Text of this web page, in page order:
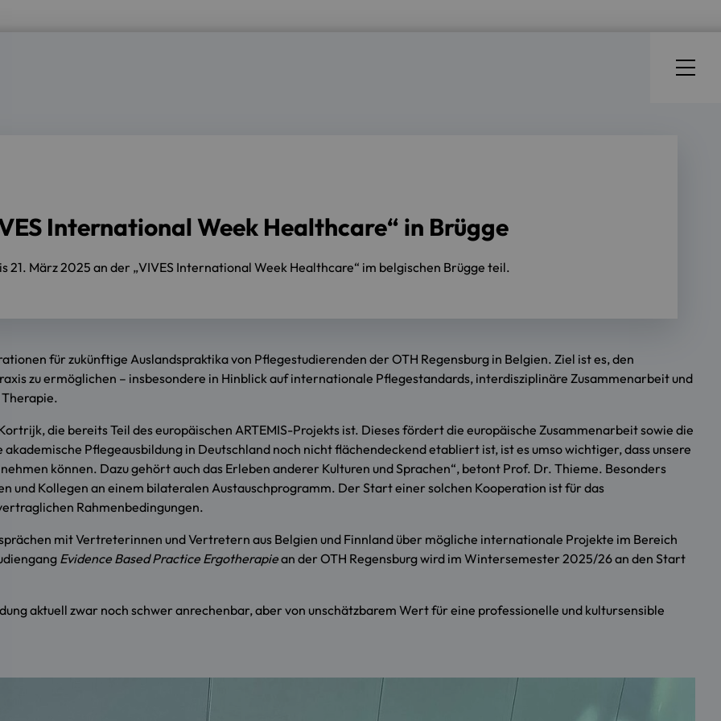
International Week Healthcare“ in Brügge
21. März 2025 an der „VIVES International Week Healthcare“ im belgischen Brügge teil.
für zukünftige Auslandspraktika von Pflegestudierenden der OTH Regensburg in Belgien. Ziel ist es, den
zu ermöglichen – insbesondere in Hinblick auf internationale Pflegestandards, interdisziplinäre Zusammenarbeit und
Therapie.
die bereits Teil des europäischen ARTEMIS-Projekts ist. Dieses fördert die europäische Zusammenarbeit sowie die
Pflegeausbildung in Deutschland noch nicht flächendeckend etabliert ist, ist es umso wichtiger, dass unsere
können. Dazu gehört auch das Erleben anderer Kulturen und Sprachen“, betont Prof. Dr. Thieme. Besonders
und Kollegen an einem bilateralen Austauschprogramm. Der Start einer solchen Kooperation ist für das
Rahmenbedingungen.
mit Vertreterinnen und Vertretern aus Belgien und Finnland über mögliche internationale Projekte im Bereich
Evidence Based Practice Ergotherapiean der OTH Regensburg wird im Wintersemester 2025/26 an den Start
aktuell zwar noch schwer anrechenbar, aber von unschätzbarem Wert für eine professionelle und kultursensible